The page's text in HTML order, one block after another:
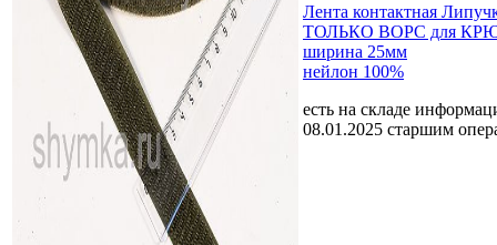
Лента контактная
ТОЛЬКО ВОРС для
ширина 25мм
нейлон 100%
есть на складе
08.01.2025 старшим